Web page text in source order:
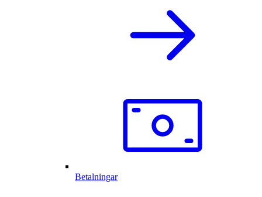
Betalningar